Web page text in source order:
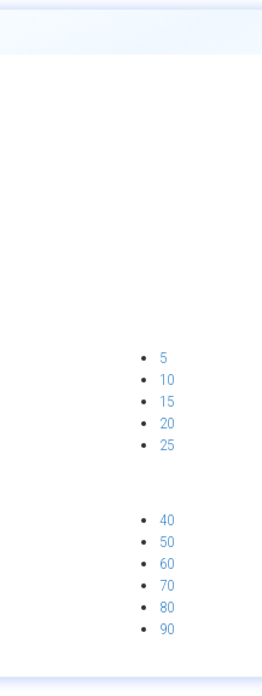
5
10
15
20
25
40
50
60
70
80
90